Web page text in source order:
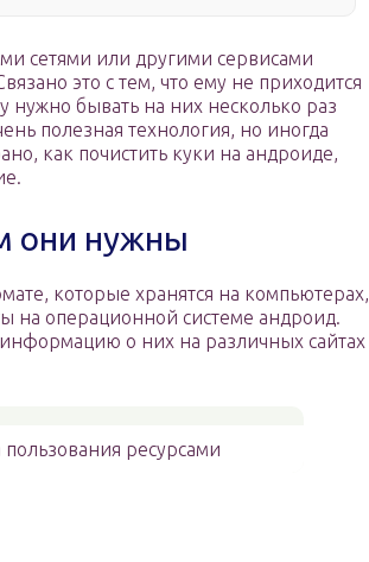
сетями или другими сервисами
это с тем, что ему не приходится
нужно бывать на них несколько раз
полезная технология, но иногда
как почистить куки на андроиде,
они нужны
которые хранятся на компьютерах,
на операционной системе андроид.
о них на различных сайтах
ресурсами